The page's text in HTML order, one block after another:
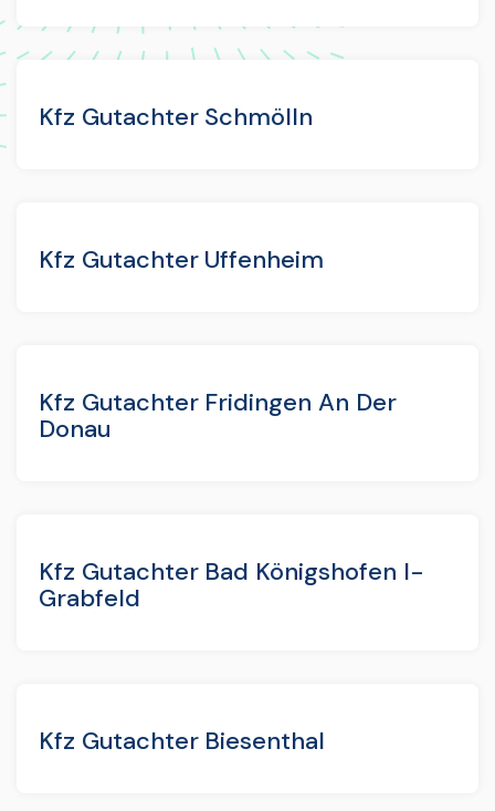
Kfz Gutachter Schmölln
Kfz Gutachter Uffenheim
Kfz Gutachter Fridingen An Der
Donau
Kfz Gutachter Bad Königshofen I-
Grabfeld
Kfz Gutachter Biesenthal